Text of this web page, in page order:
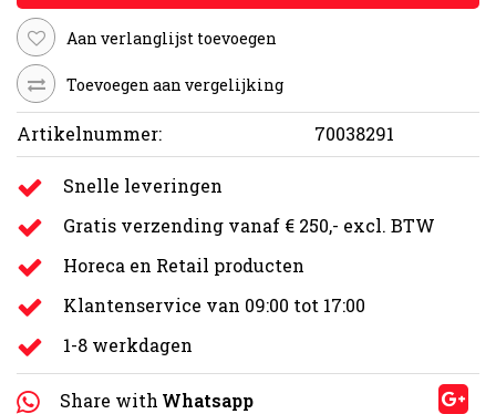
Aan verlanglijst toevoegen
Toevoegen aan vergelijking
Artikelnummer: 70038291
Snelle leveringen
Gratis verzending vanaf € 250,- excl. BTW
Horeca en Retail producten
Klantenservice van 09:00 tot 17:00
1-8 werkdagen
Share with Whatsapp